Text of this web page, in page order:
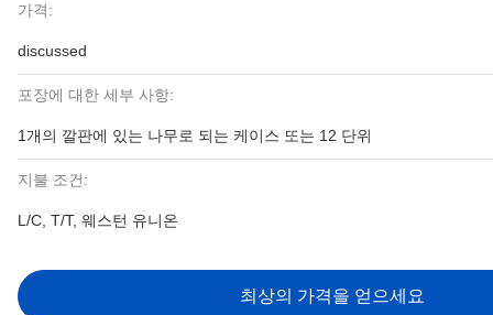
가격:
discussed
포장에 대한 세부 사항:
1개의 깔판에 있는 나무로 되는 케이스 또는 12 단위
지불 조건:
L/C, T/T, 웨스턴 유니온
최상의 가격을 얻으세요